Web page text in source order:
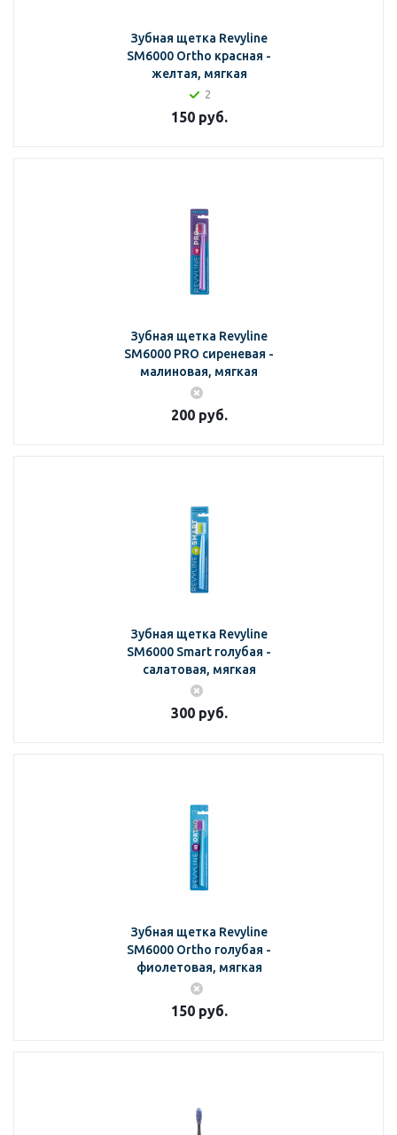
Зубная щетка Revyline
SM6000 Ortho красная -
желтая, мягкая
2
150руб.
Зубная щетка Revyline
SM6000 PRO сиреневая -
малиновая, мягкая
200руб.
Зубная щетка Revyline
SM6000 Smart голубая -
салатовая, мягкая
300руб.
Зубная щетка Revyline
SM6000 Ortho голубая -
фиолетовая, мягкая
150руб.